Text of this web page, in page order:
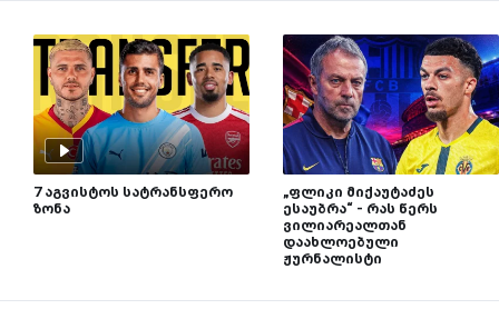
7 აგვისტოს სატრანსფერო
ზონა
„ფლიკი მიქაუტაძეს
ესაუბრა“ - რას წერს
ვილიარეალთან
დაახლოებული
ჟურნალისტი